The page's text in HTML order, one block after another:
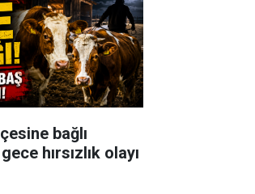
bağlı
hırsızlık olayı